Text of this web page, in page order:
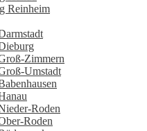
Reinheim
Zimmern
Umstadt
Roden
Roden